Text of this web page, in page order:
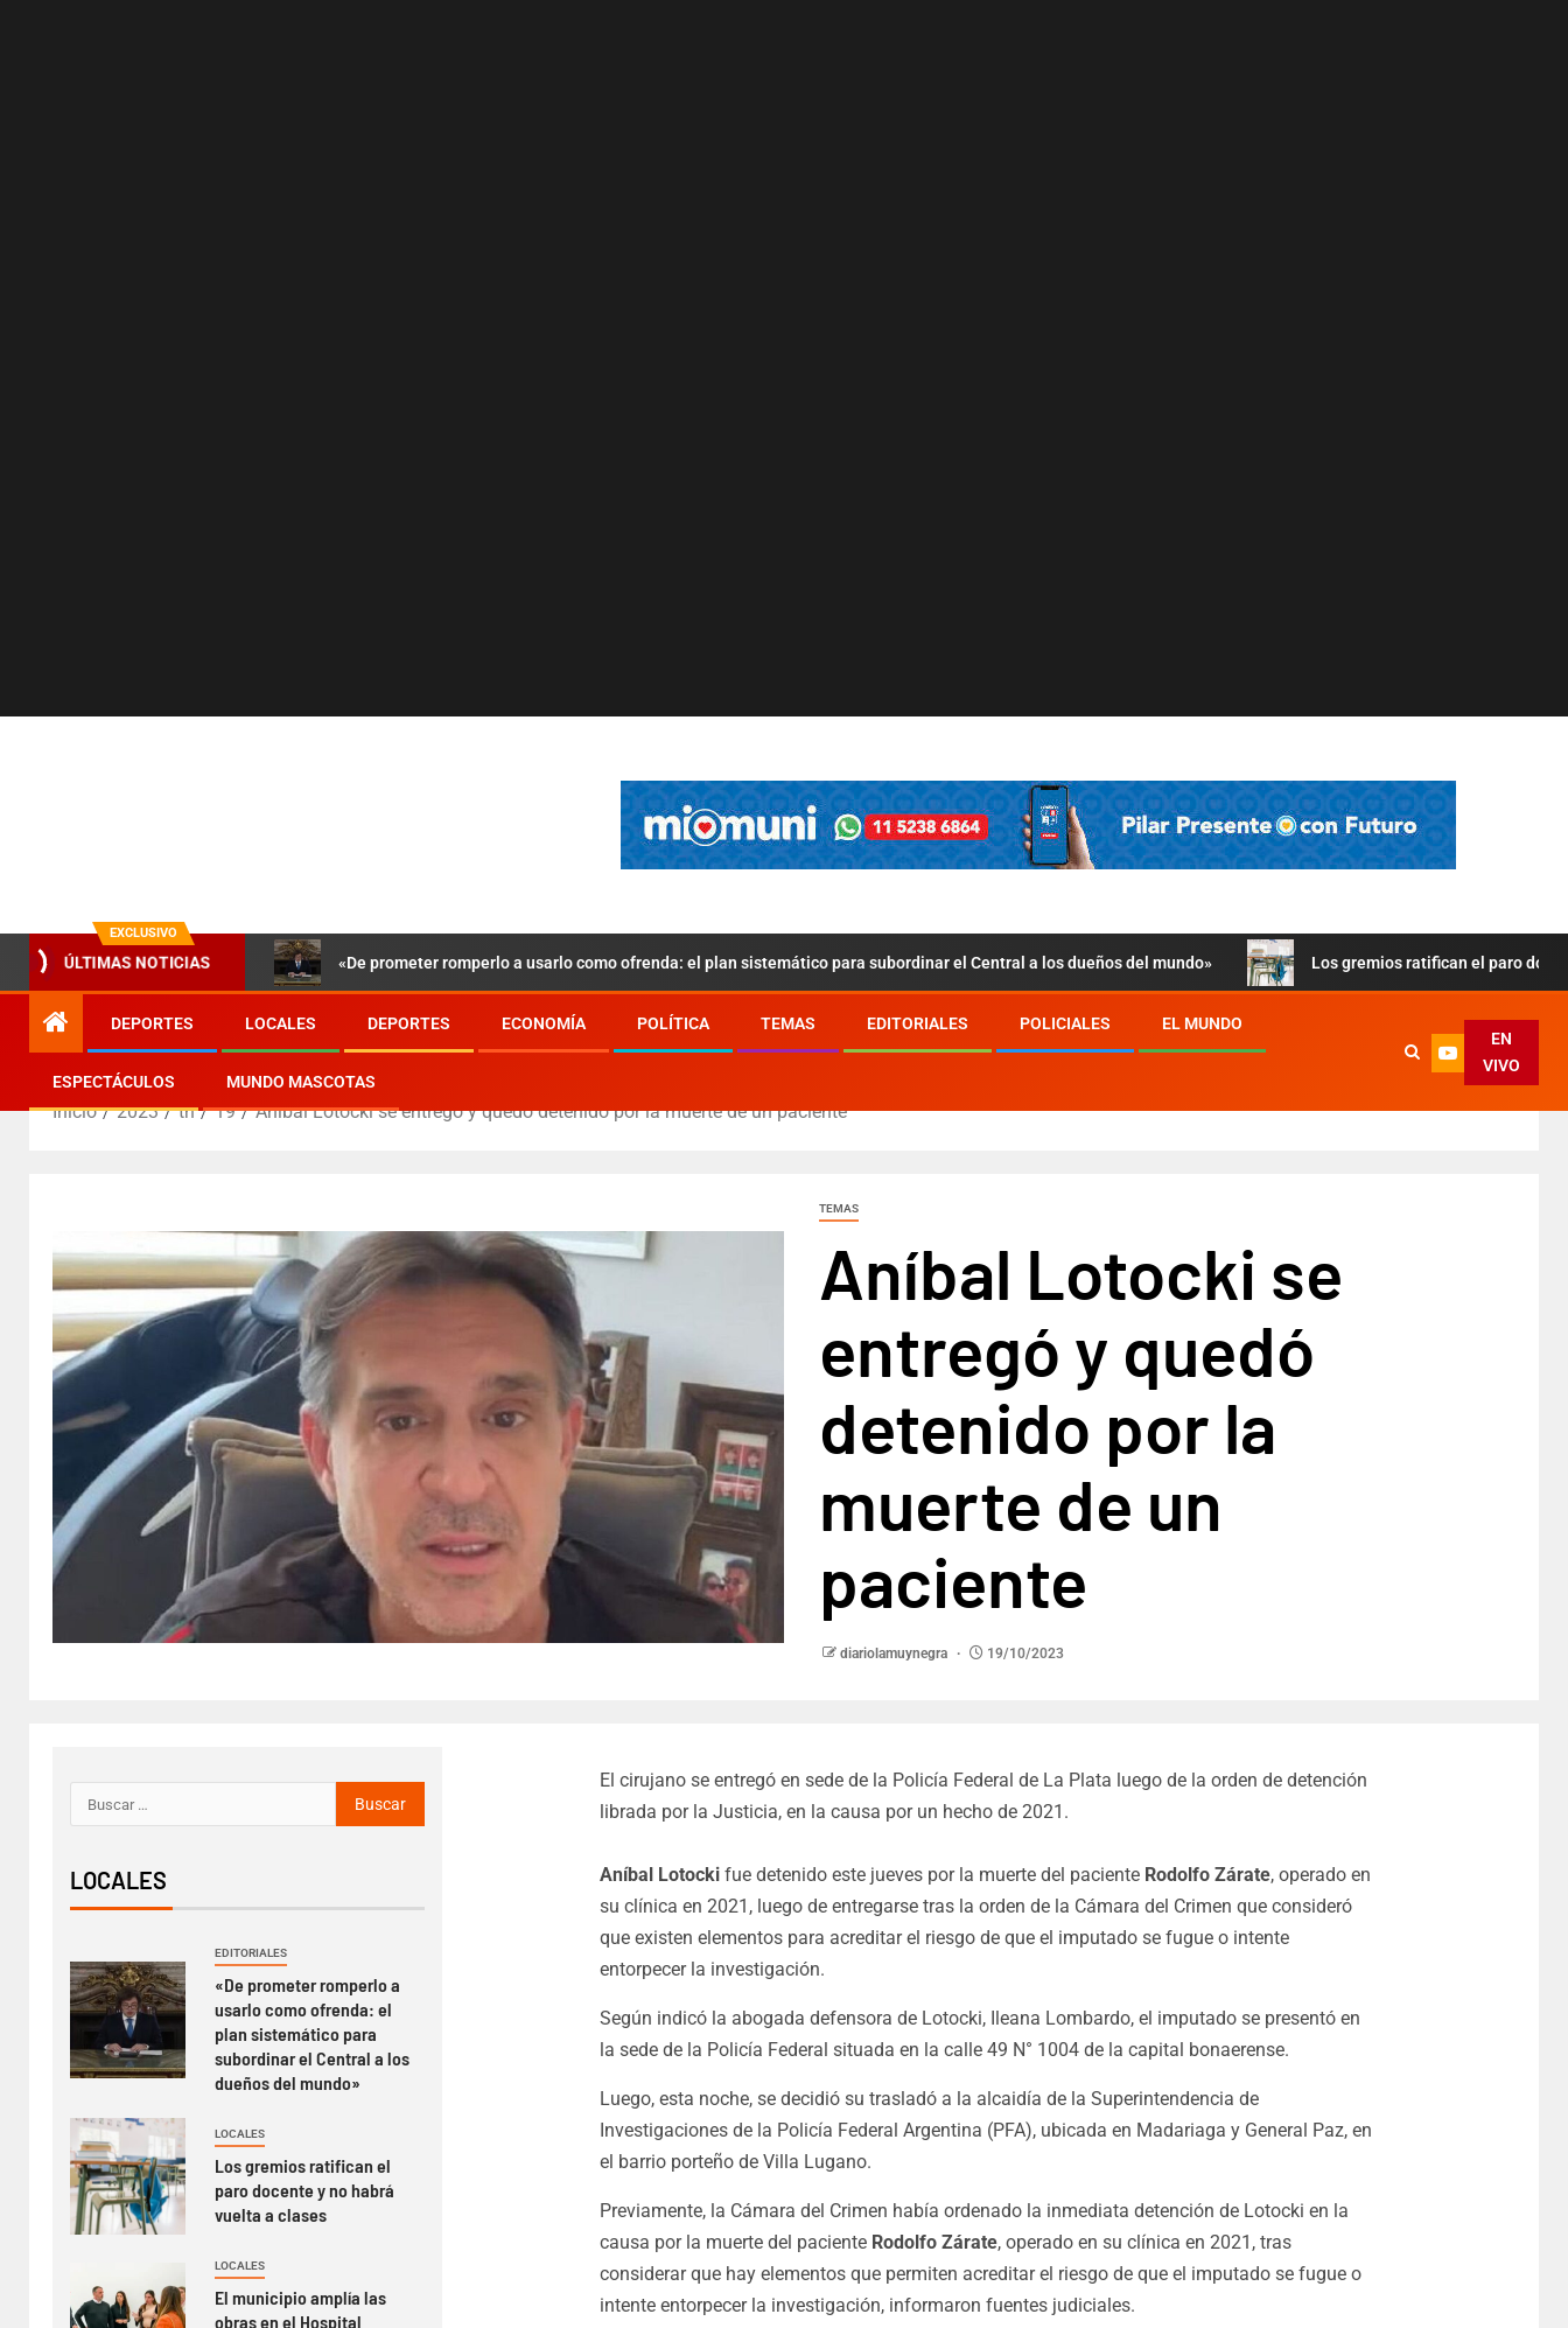
EXCLUSIVO
ÚLTIMAS NOTICIAS «De prometer romperlo a usarlo como ofrenda: el plan sistemático para subordinar el Central a los dueños del mundo» Los gremios ratifican el paro
DEPORTES LOCALES DEPORTES ECONOMÍA POLÍTICA TEMAS EDITORIALES POLICIALES EL MUNDO
ESPECTÁCULOS MUNDO MASCOTAS
EN
VIVO
Inicio 2023 th 19 Aníbal Lotocki se entregó y quedó detenido por la muerte de un paciente
TEMAS
Aníbal Lotocki se
entregó y quedó
detenido por la
muerte de un
paciente
diariolamuynegra 19/10/2023
El cirujano se entregó en sede de la Policía Federal de La Plata luego de la orden de detención
librada por la Justicia, en la causa por un hecho de 2021.
Aníbal Lotockifue detenido este jueves por la muerte del paciente Rodolfo Zárate, operado en
su clínica en 2021, luego de entregarse tras la orden de la Cámara del Crimen que consideró
que existen elementos para acreditar el riesgo de que el imputado se fugue o intente
entorpecer la investigación.
Según indicó la abogada defensora de Lotocki, Ileana Lombardo, el imputado se presentó en
la sede de la Policía Federal situada en la calle 49 N° 1004 de la capital bonaerense.
Luego, esta noche, se decidió su trasladó a la alcaidía de la Superintendencia de
Investigaciones de la Policía Federal Argentina (PFA), ubicada en Madariaga y General Paz, en
el barrio porteño de Villa Lugano.
Previamente, la Cámara del Crimen había ordenado la inmediata detención de Lotocki en la
causa por la muerte del paciente Rodolfo Zárate, operado en su clínica en 2021, tras
considerar que hay elementos que permiten acreditar el riesgo de que el imputado se fugue o
intente entorpecer la investigación, informaron fuentes judiciales.
LOCALES
EDITORIALES
«De prometer romperlo a
usarlo como ofrenda: el
plan sistemático para
subordinar el Central a los
dueños del mundo»
LOCALES
Los gremios ratifican el
paro docente y no habrá
vuelta a clases
LOCALES
El municipio amplía las
obras en el Hospital